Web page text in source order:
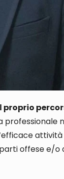
proprio
attività
offese e/